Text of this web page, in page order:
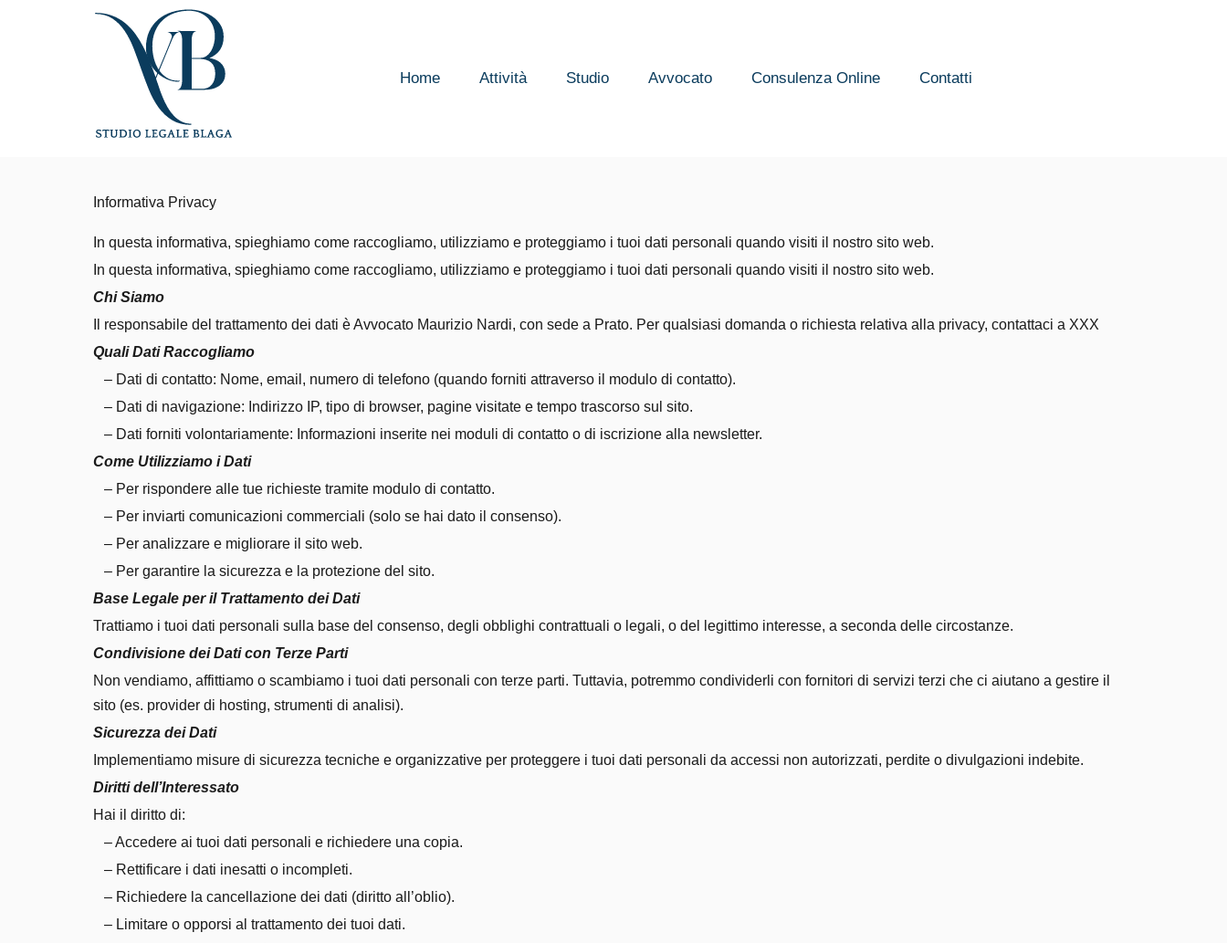
Home Attività Studio Avvocato Consulenza Online Contatti
Informativa Privacy
In questa informativa, spieghiamo come raccogliamo, utilizziamo e proteggiamo i tuoi dati personali quando visiti il nostro sito web.
In questa informativa, spieghiamo come raccogliamo, utilizziamo e proteggiamo i tuoi dati personali quando visiti il nostro sito web.
Chi Siamo
Il responsabile del trattamento dei dati è Avvocato Maurizio Nardi, con sede a Prato. Per qualsiasi domanda o richiesta relativa alla privacy, contattaci a XXX
Quali Dati Raccogliamo
– Dati di contatto: Nome, email, numero di telefono (quando forniti attraverso il modulo di contatto).
– Dati di navigazione: Indirizzo IP, tipo di browser, pagine visitate e tempo trascorso sul sito.
– Dati forniti volontariamente: Informazioni inserite nei moduli di contatto o di iscrizione alla newsletter.
Come Utilizziamo i Dati
– Per rispondere alle tue richieste tramite modulo di contatto.
– Per inviarti comunicazioni commerciali (solo se hai dato il consenso).
– Per analizzare e migliorare il sito web.
– Per garantire la sicurezza e la protezione del sito.
Base Legale per il Trattamento dei Dati
Trattiamo i tuoi dati personali sulla base del consenso, degli obblighi contrattuali o legali, o del legittimo interesse, a seconda delle circostanze.
Condivisione dei Dati con Terze Parti
Non vendiamo, affittiamo o scambiamo i tuoi dati personali con terze parti. Tuttavia, potremmo condividerli con fornitori di servizi terzi che ci aiutano a gestire il
sito (es. provider di hosting, strumenti di analisi).
Sicurezza dei Dati
Implementiamo misure di sicurezza tecniche e organizzative per proteggere i tuoi dati personali da accessi non autorizzati, perdite o divulgazioni indebite.
Diritti dell’Interessato
Hai il diritto di:
– Accedere ai tuoi dati personali e richiedere una copia.
– Rettificare i dati inesatti o incompleti.
– Richiedere la cancellazione dei dati (diritto all’oblio).
– Limitare o opporsi al trattamento dei tuoi dati.